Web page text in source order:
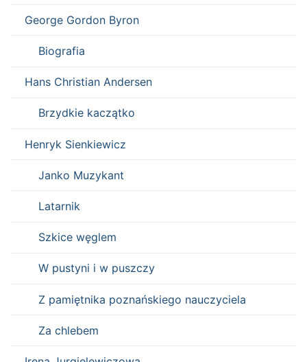
George Gordon Byron
Biografia
Hans Christian Andersen
Brzydkie kaczątko
Henryk Sienkiewicz
Janko Muzykant
Latarnik
Szkice węglem
W pustyni i w puszczy
Z pamiętnika poznańskiego nauczyciela
Za chlebem